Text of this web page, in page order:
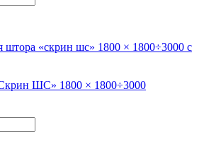
ШС» 1800 × 1800÷3000